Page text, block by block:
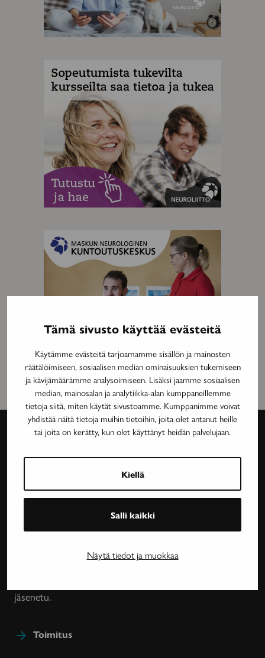
Tämä sivusto käyttää evästeitä
Käytämme evästeitä tarjoamamme sisällön ja mainosten
räätälöimiseen, sosiaalisen median ominaisuuksien tukemiseen
ja kävijämäärämme analysoimiseen. Lisäksi jaamme sosiaalisen
median, mainosalan ja analytiikka-alan kumppaneillemme
tietoja siitä, miten käytät sivustoamme. Kumppanimme voivat
yhdistää näitä tietoja muihin tietoihin, joita olet antanut heille
tai joita on kerätty, kun olet käyttänyt heidän palvelujaan.
Kiellä
Salli kaikki
Näytä tiedot ja muokkaa
Avain-
Neurologinen aikakauslehti Avain tarjoaa luotettavaa
ja asiantuntevaa tietoa MS-taudin, neurologisten
harvinaissairauksien ja essentiaalisen vapinan
sairastavien sosiaaliturvasta. Avain-lehteä julkaisee
jäsenetu.
Toimitus